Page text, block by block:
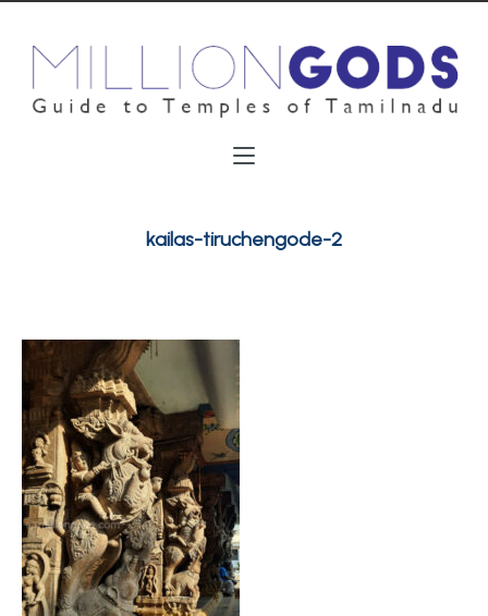
kailas-tiruchengode-2